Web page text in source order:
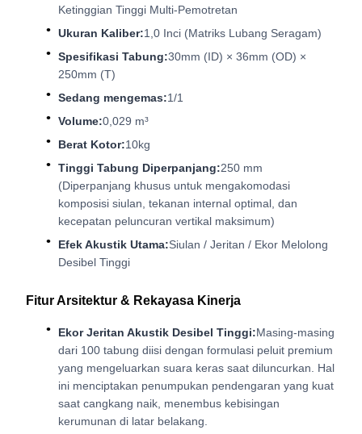
Ketinggian Tinggi Multi-Pemotretan
Ukuran Kaliber:1,0 Inci (Matriks Lubang Seragam)
Spesifikasi Tabung:30mm (ID) × 36mm (OD) ×
250mm (T)
Sedang mengemas:1/1
Volume:0,029 m³
Berat Kotor:10kg
Tinggi Tabung Diperpanjang:250 mm
(Diperpanjang khusus untuk mengakomodasi
komposisi siulan, tekanan internal optimal, dan
kecepatan peluncuran vertikal maksimum)
Efek Akustik Utama:Siulan / Jeritan / Ekor Melolong
Desibel Tinggi
Fitur Arsitektur & Rekayasa Kinerja
Ekor Jeritan Akustik Desibel Tinggi:Masing-masing
dari 100 tabung diisi dengan formulasi peluit premium
yang mengeluarkan suara keras saat diluncurkan. Hal
ini menciptakan penumpukan pendengaran yang kuat
saat cangkang naik, menembus kebisingan
kerumunan di latar belakang.